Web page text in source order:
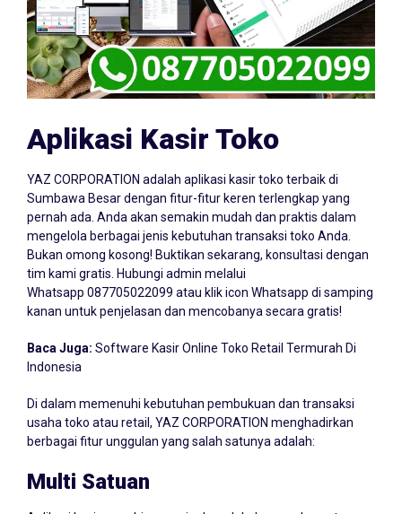
Aplikasi Kasir Toko
YAZ CORPORATION adalah aplikasi kasir toko terbaik di
Sumbawa Besar dengan fitur-fitur keren terlengkap yang
pernah ada. Anda akan semakin mudah dan praktis dalam
mengelola berbagai jenis kebutuhan transaksi toko Anda.
Bukan omong kosong! Buktikan sekarang, konsultasi dengan
tim kami gratis. Hubungi admin melalui
Whatsapp 087705022099 atau klik icon Whatsapp di samping
kanan untuk penjelasan dan mencobanya secara gratis!
Baca Juga: Software Kasir Online Toko Retail Termurah Di
Indonesia
Di dalam memenuhi kebutuhan pembukuan dan transaksi
usaha toko atau retail, YAZ CORPORATION menghadirkan
berbagai fitur unggulan yang salah satunya adalah:
Multi Satuan